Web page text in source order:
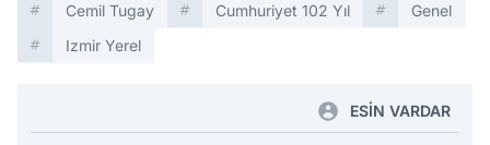
Cemil Tugay
Cumhuriyet 102 Yıl
Genel
Izmir Yerel
ESİN VARDAR